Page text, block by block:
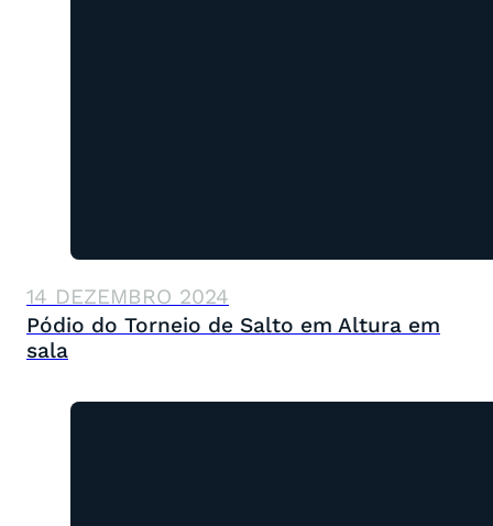
14 DEZEMBRO 2024
Pódio do Torneio de Salto em Altura em
sala